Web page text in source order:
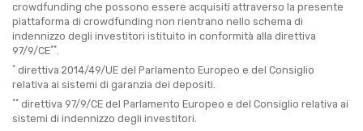
crowdfunding che possono essere acquisiti attraverso la presente
piattaforma di crowdfunding non rientrano nello schema di
indennizzo degli investitori istituito in conformità alla direttiva
97/9/CE**.
* direttiva 2014/49/UE del Parlamento Europeo e del Consiglio
relativa ai sistemi di garanzia dei depositi.
** direttiva 97/9/CE del Parlamento Europeo e del Consiglio relativa ai
sistemi di indennizzo degli investitori.